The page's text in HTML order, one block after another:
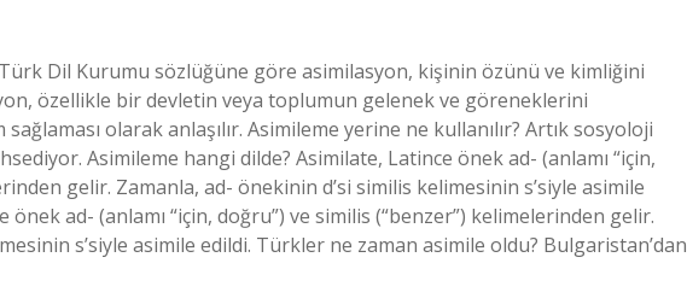
Dil Kurumu sözlüğüne göre asimilasyon, kişinin özünü ve kimliğini
özellikle bir devletin veya toplumun gelenek ve göreneklerini
olarak anlaşılır. Asimileme yerine ne kullanılır? Artık sosyoloji
Asimileme hangi dilde? Asimilate, Latince önek ad- (anlamı “için,
gelir. Zamanla, ad- önekinin d’si similis kelimesinin s’siyle asimile
önek ad- (anlamı “için, doğru”) ve similis (“benzer”) kelimelerinden gelir.
s’siyle asimile edildi. Türkler ne zaman asimile oldu? Bulgaristan’dan